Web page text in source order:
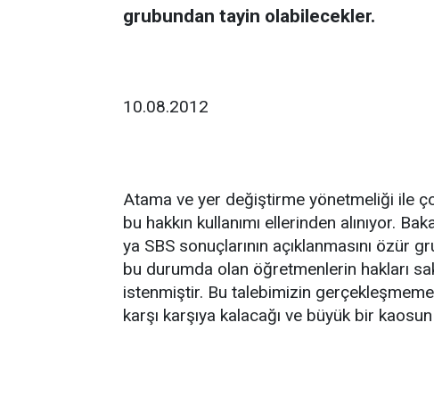
grubundan tayin olabilecekler.
10.08.2012
Atama ve yer değiştirme yönetmeliği ile
bu hakkın kullanımı ellerinden alınıyor.
ya SBS sonuçlarının açıklanmasını özür
bu durumda olan öğretmenlerin hakları
istenmiştir. Bu talebimizin
karşı karşıya kalacağı ve büyük bir kaosun